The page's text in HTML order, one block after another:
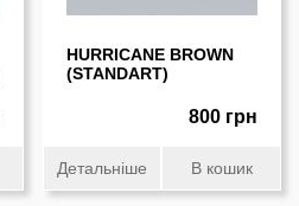
HURRICANE BROWN
(STANDART)
800 грн
Детальніше В кошик